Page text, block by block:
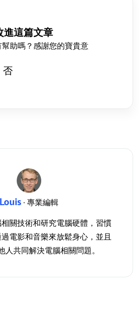
進這篇文章
助嗎？感謝您的寶貴意
否
Louis · 專業編輯
關技術和研究電腦硬體，習慣
電影和音樂來放鬆身心，並且
人共同解決電腦相關問題。